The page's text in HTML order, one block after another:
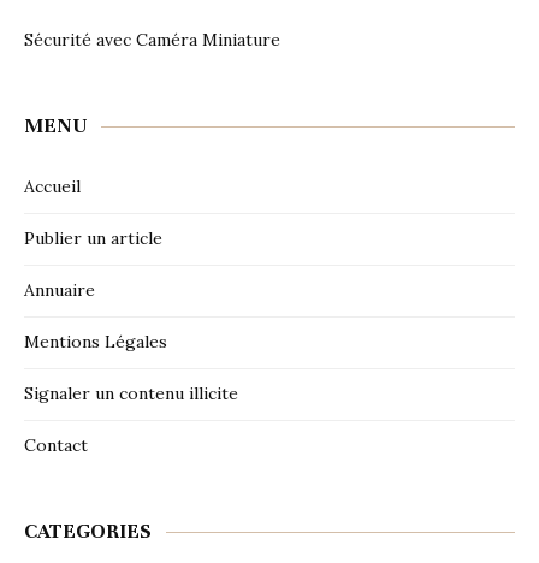
Sécurité avec Caméra Miniature
MENU
Accueil
Publier un article
Annuaire
Mentions Légales
Signaler un contenu illicite
Contact
CATEGORIES